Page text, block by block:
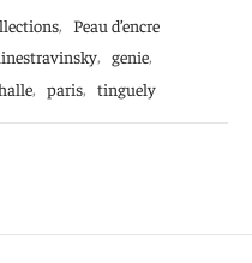
,
Peau d’encre
, genie,
, paris, tinguely